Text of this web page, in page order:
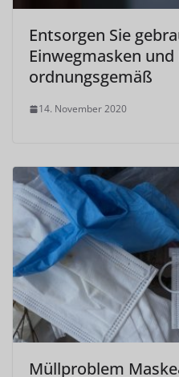
Entsorgen Sie
Einwegmasken
ordnungsgemäß
14. November 2020
Müllproblem